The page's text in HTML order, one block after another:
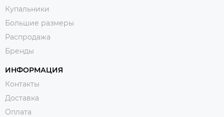
Купальники
Большие размеры
Распродажа
Бренды
ИНФОРМАЦИЯ
Контакты
Доставка
Оплата